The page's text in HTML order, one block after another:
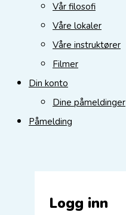
Vår filosofi
Våre lokaler
Våre instruktører
Filmer
Din konto
Dine påmeldinger
Påmelding
Logg inn